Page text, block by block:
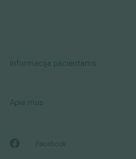
Informacija pacientams
Apie mus
Facebook